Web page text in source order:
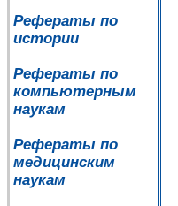
Рефераты по
истории
Рефераты по
компьютерным
наукам
Рефераты по
медицинским
наукам